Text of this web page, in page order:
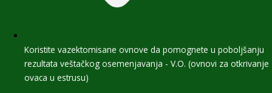
Koristite vazektomisane ovnove da pomognete u poboljšanju
rezultata veštačkog osemenjavanja - V.O. (ovnovi za otkrivanje
ovaca u estrusu)